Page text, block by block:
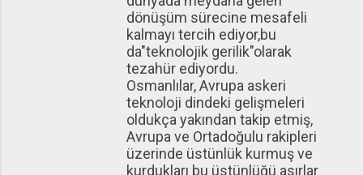
dönüşüm sürecine mesafeli
kalmayı tercih ediyor,bu
da"teknolojik gerilik"olarak
tezahür ediyordu.
Osmanlılar, Avrupa askeri
teknoloji dindeki gelişmeleri
oldukça yakından takip etmiş,
Avrupa ve Ortadoğulu rakipleri
üzerinde üstünlük kurmuş ve
kurdukları bu üstünlüğü asırlar